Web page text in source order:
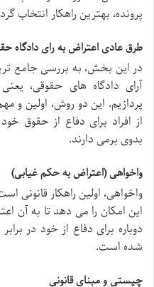
پرونده، بهترین راهکار انتخاب
طرق عادی اعتراض به رای دادگاه
در این بخش، به بررسی جامع
آرای دادگاه های حقوقی،
پردازیم. این دو روش، اولین و
از افراد برای دفاع از حقوق
بدوی برمی دارند.
واخواهی (اعتراض به حکم غیابی)
واخواهی، اولین راهکار
این امکان را می دهد تا به آن
دوباره برای دفاع از خود در
شده است.
چیستی و مبنای قانونی